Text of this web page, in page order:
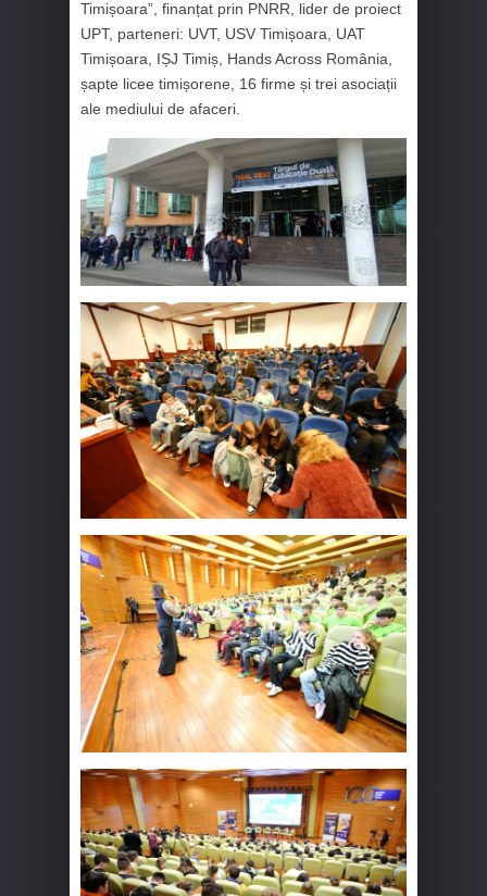
Timișoara”, finanțat prin PNRR, lider de proiect
UPT, parteneri: UVT, USV Timișoara, UAT
Timișoara, IȘJ Timiș, Hands Across România,
șapte licee timișorene, 16 firme și trei asociații
ale mediului de afaceri.